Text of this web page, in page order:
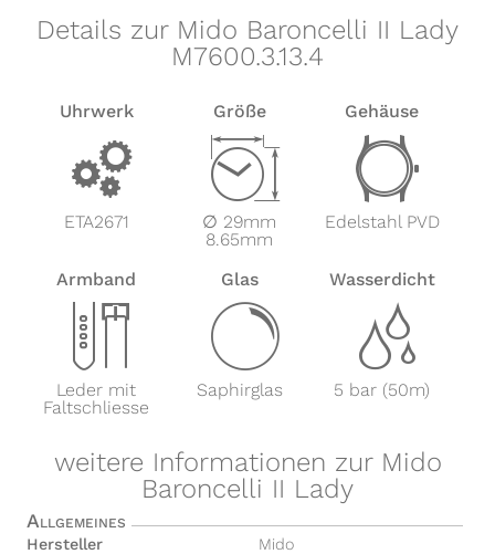
Details zur Mido Baroncelli II Lady
M7600.3.13.4
Uhrwerk
v
ETA2671
Größe
Z
∅ 29mm
8.65mm
Gehäuse
w
Edelstahl PVD
Armband
x
Leder mit
Faltschliesse
Glas
y
Saphirglas
Wasserdicht
z
5 bar (50m)
weitere Informationen zur Mido
Baroncelli II Lady
Allgemeines
Hersteller
Mido